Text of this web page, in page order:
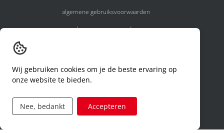
algemene gebruiksvoorwaarden
algemene voorwaarden
code of conduct
aanvraag rechten ivm privacy
Wij gebruiken cookies om je de beste ervaring op
onze website te bieden.
Nee, bedankt Accepteren